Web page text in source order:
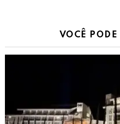
VOCÊ PODE